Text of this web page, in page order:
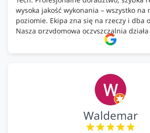
wysoka jakość wykonania – wszystko na
poziomie. Ekipa zna się na rzeczy i dba
Nasza przydomowa oczyszczalnia
całość została wykonana zgodnie z
ustaleniami. Z czystym sumieniem
ekologicznych rozwiązań!🍀
Waldemar